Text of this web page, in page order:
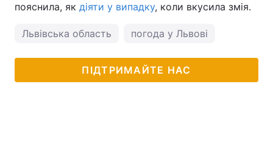
пояснила, як діяти у випадку, коли вкусила змія.
Львівська область погода у Львові
ПІДТРИМАЙТЕ НАС